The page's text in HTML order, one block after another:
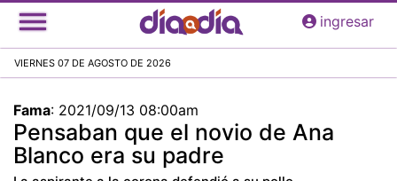
Pasar
al
principal
ingresar
VIERNES 07 DE AGOSTO DE 2026
Fama: 2021/09/13 08:00am
Pensaban que el novio de Ana
Blanco era su padre